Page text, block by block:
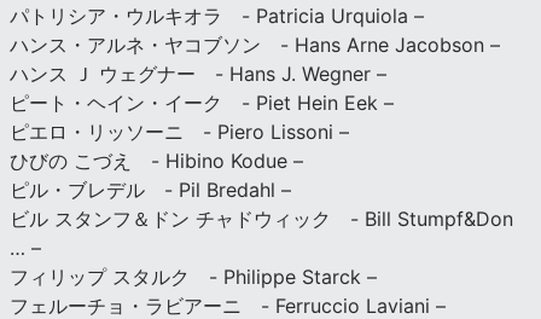
パトリシア・ウルキオラ - Patricia Urquiola –
ハンス・アルネ・ヤコブソン - Hans Arne Jacobson –
ハンス Ｊ ウェグナー - Hans J. Wegner –
ピート・ヘイン・イーク - Piet Hein Eek –
ピエロ・リッソーニ - Piero Lissoni –
ひびの こづえ - Hibino Kodue –
ピル・ブレデル - Pil Bredahl –
ビル スタンフ＆ドン チャドウィック - Bill Stumpf&Don
… –
フィリップ スタルク - Philippe Starck –
フェルーチョ・ラビアーニ - Ferruccio Laviani –